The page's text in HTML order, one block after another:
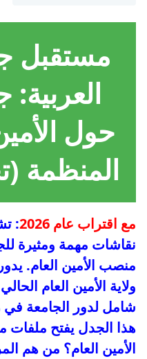
مستقبل
حول
المنظمة
مع اقتراب عام 2026
:
نقاشات مهمة ومثيرة
منصب الأمين العام.
ولاية الأمين العام
شامل لدور الجامعة في
هذا الجدل يفتح ملفات
الأمين العام؟ من هم